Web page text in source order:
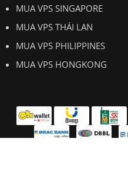
MUA VPS SINGAPORE
MUA VPS THÁI LAN
MUA VPS PHILIPPINES
MUA VPS HONGKONG